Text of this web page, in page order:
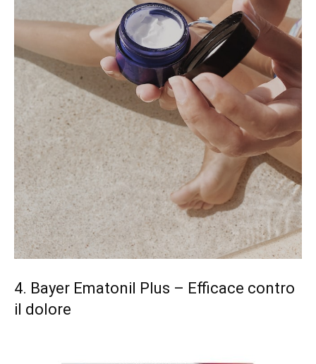
4. Bayer Ematonil Plus – Efficace contro
il dolore